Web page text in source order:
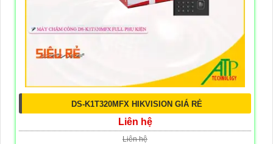
DS-K1T320MFX HIKVISION GIÁ RẺ
Liên hệ
Liên hệ